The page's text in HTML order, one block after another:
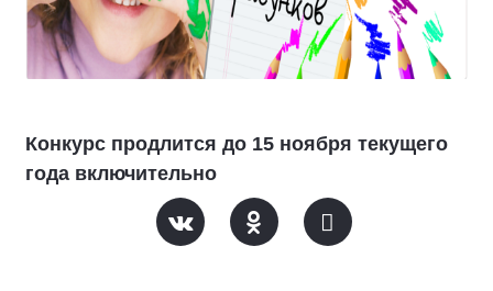
Конкурс продлится до 15 ноября текущего
года включительно